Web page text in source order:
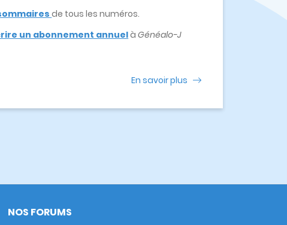
de tous les numéros.
un abonnement annuelàGénéalo-J
En savoir plus
NOS FORUMS